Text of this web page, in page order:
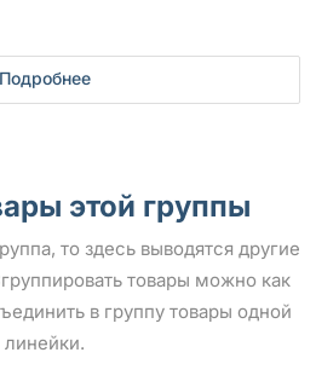
Подробнее
этой группы
то здесь выводятся другие
товары можно как
в группу товары одной
линейки.